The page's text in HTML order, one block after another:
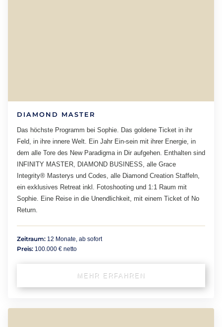
DIAMOND MASTER
Das höchste Programm bei Sophie. Das goldene Ticket in ihr
Feld, in ihre innere Welt. Ein Jahr Ein-sein mit ihrer Energie, in
dem alle Tore des New Paradigma in Dir aufgehen. Enthalten sind
INFINITY MASTER, DIAMOND BUSINESS, alle Grace
Integrity® Masterys und Codes, alle Diamond Creation Staffeln,
ein exklusives Retreat inkl. Fotoshooting und 1:1 Raum mit
Sophie. Eine Reise in die Unendlichkeit, mit einem Ticket of No
Return.
Zeitraum: 12 Monate, ab sofort
Preis: 100.000 € netto
MEHR ERFAHREN